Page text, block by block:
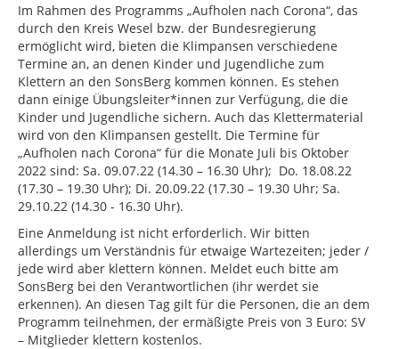
Im Rahmen des Programms „Aufholen nach Corona“, das
durch den Kreis Wesel bzw. der Bundesregierung
ermöglicht wird, bieten die Klimpansen verschiedene
Termine an, an denen Kinder und Jugendliche zum
Klettern an den SonsBerg kommen können. Es stehen
dann einige Übungsleiter*innen zur Verfügung, die die
Kinder und Jugendliche sichern. Auch das Klettermaterial
wird von den Klimpansen gestellt. Die Termine für
„Aufholen nach Corona“ für die Monate Juli bis Oktober
2022 sind: Sa. 09.07.22 (14.30 – 16.30 Uhr); Do. 18.08.22
(17.30 – 19.30 Uhr); Di. 20.09.22 (17.30 – 19.30 Uhr; Sa.
29.10.22 (14.30 - 16.30 Uhr).
Eine Anmeldung ist nicht erforderlich. Wir bitten
allerdings um Verständnis für etwaige Wartezeiten; jeder /
jede wird aber klettern können. Meldet euch bitte am
SonsBerg bei den Verantwortlichen (ihr werdet sie
erkennen). An diesen Tag gilt für die Personen, die an dem
Programm teilnehmen, der ermäßigte Preis von 3 Euro: SV
– Mitglieder klettern kostenlos.